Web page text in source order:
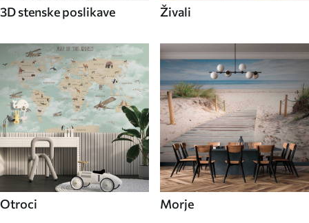
3D stenske poslikave Živali
Otroci Morje